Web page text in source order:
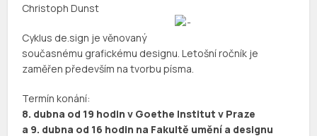
Christoph Dunst
Cyklus de.sign je věnovaný
současnému grafickému designu. Letošní ročník je
zaměřen především na tvorbu písma.
Termín konání:
8. dubna od 19 hodin v Goethe Institut v Praze
a 9. dubna od 16 hodin na Fakultě umění a designu